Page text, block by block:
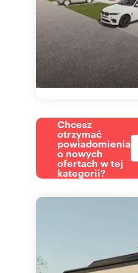
Chcesz
otrzymać
powiadomienia
o nowych
ofertach w tej
kategorii?